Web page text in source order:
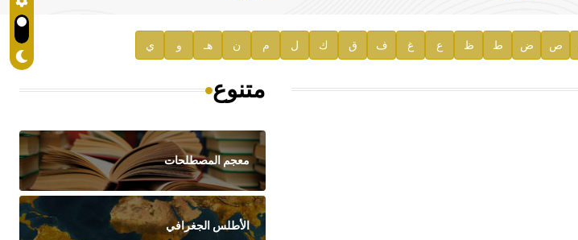
ص ض ط ظ ع غ ف ق ك ل م ن هـ و ي
متنوع
معجم المصطلحات
الأطلس الجغرافي